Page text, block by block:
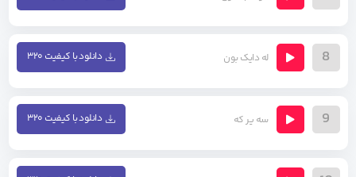
8 له دایک بون دانلود با کیفیت ۳۲۰
9 سه یر که دانلود با کیفیت ۳۲۰